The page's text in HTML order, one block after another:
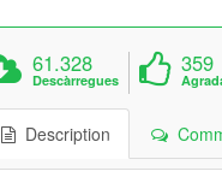
61.328
Descàrregues
359
Description